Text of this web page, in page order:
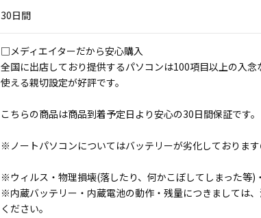
30日間
□メディエイターだから安心購入
全国に出店しており提供するパソコンは100項目以上の入
使える親切設定が好評です。
こちらの商品は商品到着予定日より安心の30日間保証です。
※ノートパソコンについてはバッテリーが劣化しております
※ウィルス・物理損壊(落したり、何かこぼしてしまった等)
※内蔵バッテリー・内蔵電池の動作・残量につきましては
ください。